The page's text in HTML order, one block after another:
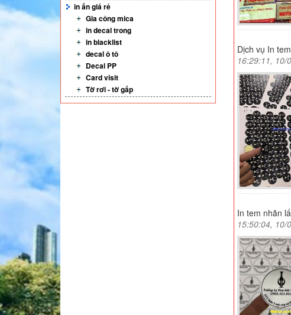
in ấn giá rẻ
Gia công mica
in decal trong
in blacklist
decal ô tô
Decal PP
Card visit
Tờ rơi - tờ gấp
Dịch vụ In
16:29:11, 10/
In tem nhãn
15:50:04, 10/